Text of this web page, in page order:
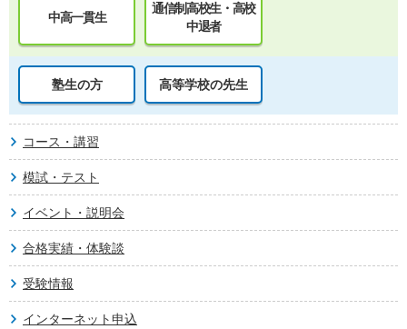
中高一貫生
通信制高校生・高校
中退者
塾生の方 高等学校の先生
コース・講習
模試・テスト
イベント・説明会
合格実績・体験談
受験情報
インターネット申込